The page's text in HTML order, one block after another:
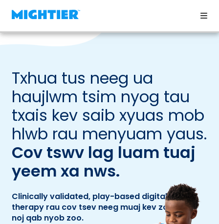
Txhua tus neeg ua
haujlwm tsim nyog tau
txais kev saib xyuas mob
hlwb rau menyuam yaus.
Cov tswv lag luam tuaj
yeem xa nws.
Clinically validated, play-based digital
therapy rau cov tsev neeg muaj kev zoo siab,
noj qab nyob zoo.